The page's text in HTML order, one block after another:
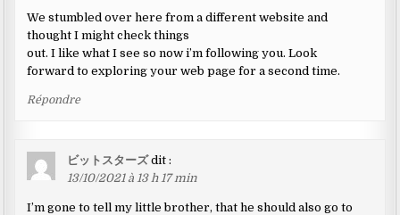
We stumbled over here from a different website and
thought I might check things
out. I like what I see so now i’m following you. Look
forward to exploring your web page for a second time.
Répondre
ビットスターズ dit :
13/10/2021 à 13 h 17 min
I’m gone to tell my little brother, that he should also go to